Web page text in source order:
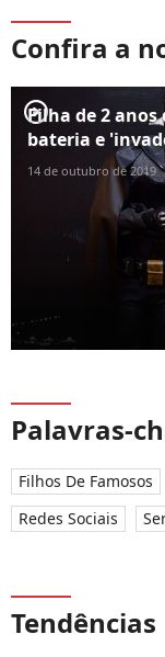
Confira a
player2
Filha de 2
bateria e
14 de outubro de 2019
Palavras-
Filhos De Famosos
Redes Sociais
Tendências